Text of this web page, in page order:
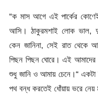
“ক মাস আগে এই পার্কের
আসি। ঠাকুরমশাই লোক ভাল,
কেন জানিনা, সেই রাত থেকে
পিছন পিছন ঘোরে। এই আমাদের
শুধু জানি ও আমায় চেনে।“
পথ বন্ধ করতেই ধোঁয়ায় ভরে নেয়